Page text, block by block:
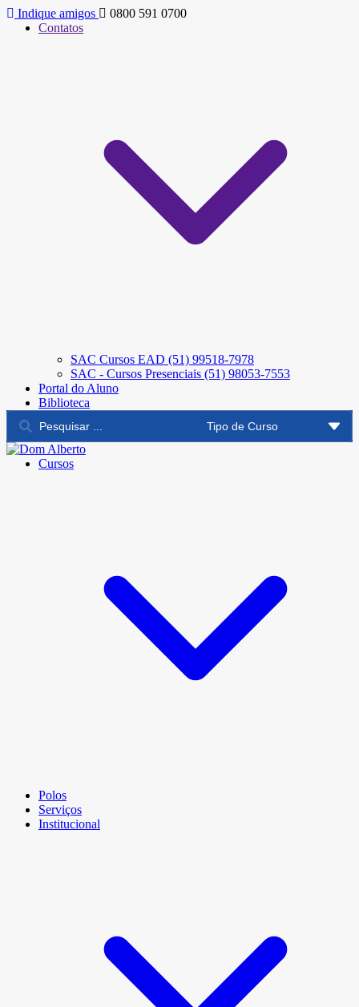
Indique amigos
0800 591 0700
Contatos
SAC Cursos EAD (51) 99518-7978
SAC - Cursos Presenciais (51) 98053-7553
Portal do Aluno
Biblioteca
Cursos
Polos
Serviços
Institucional